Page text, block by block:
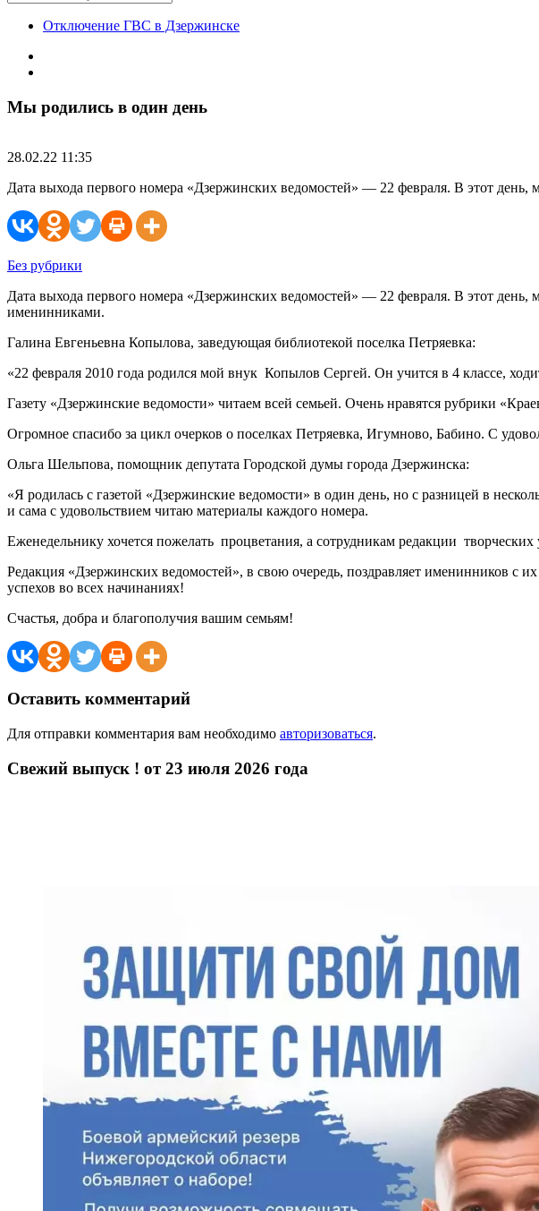
Отключение ГВС в Дзержинске
Мы родились в один день
28.02.22 11:35
Дата выхода первого номера «Дзержинских ведомостей» — 22 февраля. В этот
Без рубрики
Дата выхода первого номера «Дзержинских ведомостей» — 22 февраля. В этот
именинниками.
Галина Евгеньевна Копылова, заведующая библиотекой поселка Петряевка:
«22 февраля 2010 года родился мой внук ­ Копылов Сергей. Он учится в 4 классе,
Газету «Дзержинские ведомости» читаем всей семьей. Очень нравятся рубрики
Огромное спасибо за цикл очерков о поселках Петряевка, Игумново, Бабино. С
Ольга Шельпова, помощник депутата Городской думы города Дзержинска:
«Я родилась с газетой «Дзержинские ведомости» в один день, но с разницей в
и сама с удовольствием читаю материалы каждого номера.
Еженедельнику хочется пожелать процветания, а сотрудникам редакции ­ творческих
Редакция «Дзержинских ведомостей», в свою очередь, поздравляет именинников
успехов во всех начинаниях!
Счастья, добра и благополучия вашим семьям!
Оставить комментарий
Для отправки комментария вам необходимо авторизоваться.
Свежий выпуск ! от 23 июля 2026 года